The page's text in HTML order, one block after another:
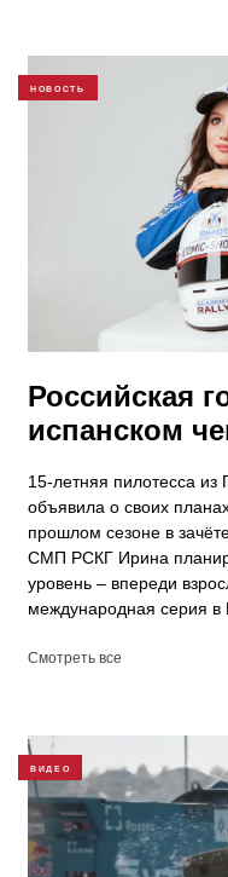
НОВОСТЬ
Российская
испанском
15-летняя пилотесса из
объявила о своих
прошлом сезоне в
СМП РСКГ Ирина
уровень – впереди
международная серия в
Смотреть все
ВИДЕО